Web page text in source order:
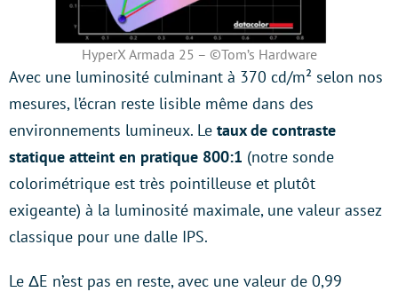
HyperX Armada 25 – ©Tom’s Hardware
Avec une luminosité culminant à 370 cd/m² selon nos
mesures, l’écran reste lisible même dans des
environnements lumineux. Le taux de contraste
statique atteint en pratique 800:1 (notre sonde
colorimétrique est très pointilleuse et plutôt
exigeante) à la luminosité maximale, une valeur assez
classique pour une dalle IPS.
Le ΔE n’est pas en reste, avec une valeur de 0,99